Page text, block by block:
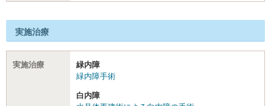
実施治療
実施治療
緑内障
緑内障手術
白内障